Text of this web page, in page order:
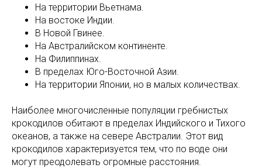
На территории Вьетнама.
На востоке Индии.
В Новой Гвинее.
На Австралийском континенте.
На Филиппинах.
В пределах Юго-Восточной Азии.
На территории Японии, но в малых количествах.
Наиболее многочисленные популяции гребнистых
крокодилов обитают в пределах Индийского и Тихого
океанов, а также на севере Австралии. Этот вид
крокодилов характеризуется тем, что по воде они
могут преодолевать огромные расстояния.